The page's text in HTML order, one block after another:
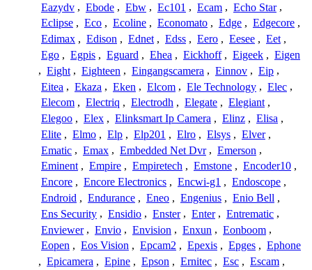
Eazydv , Ebode , Ebw , Ec101 , Ecam , Echo Star ,
Eclipse , Eco , Ecoline , Economato , Edge , Edgecore ,
Edimax , Edison , Ednet , Edss , Eero , Eesee , Eet ,
Ego , Egpis , Eguard , Ehea , Eickhoff , Eigeek , Eigen
, Eight , Eighteen , Eingangscamera , Einnov , Eip ,
Eitea , Ekaza , Eken , Elcom , Ele Technology , Elec ,
Elecom , Electriq , Electrodh , Elegate , Elegiant ,
Elegoo , Elex , Elinksmart Ip Camera , Elinz , Elisa ,
Elite , Elmo , Elp , Elp201 , Elro , Elsys , Elver ,
Ematic , Emax , Embedded Net Dvr , Emerson ,
Eminent , Empire , Empiretech , Emstone , Encoder10 ,
Encore , Encore Electronics , Encwi-g1 , Endoscope ,
Endroid , Endurance , Eneo , Engenius , Enio Bell ,
Ens Security , Ensidio , Enster , Enter , Entrematic ,
Enviewer , Envio , Envision , Enxun , Eonboom ,
Eopen , Eos Vision , Epcam2 , Epexis , Epges , Ephone
, Epicamera , Epine , Epson , Ernitec , Esc , Escam ,